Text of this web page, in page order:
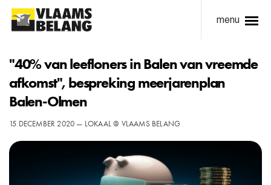
menu
"40% van leefloners in Balen van vreemde
afkomst", bespreking meerjarenplan
Balen-Olmen
15 DECEMBER 2020 — LOKAAL @ VLAAMS BELANG